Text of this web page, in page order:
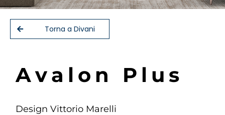
Torna a Divani
Ava l o n P l u s
Design Vittorio Marelli